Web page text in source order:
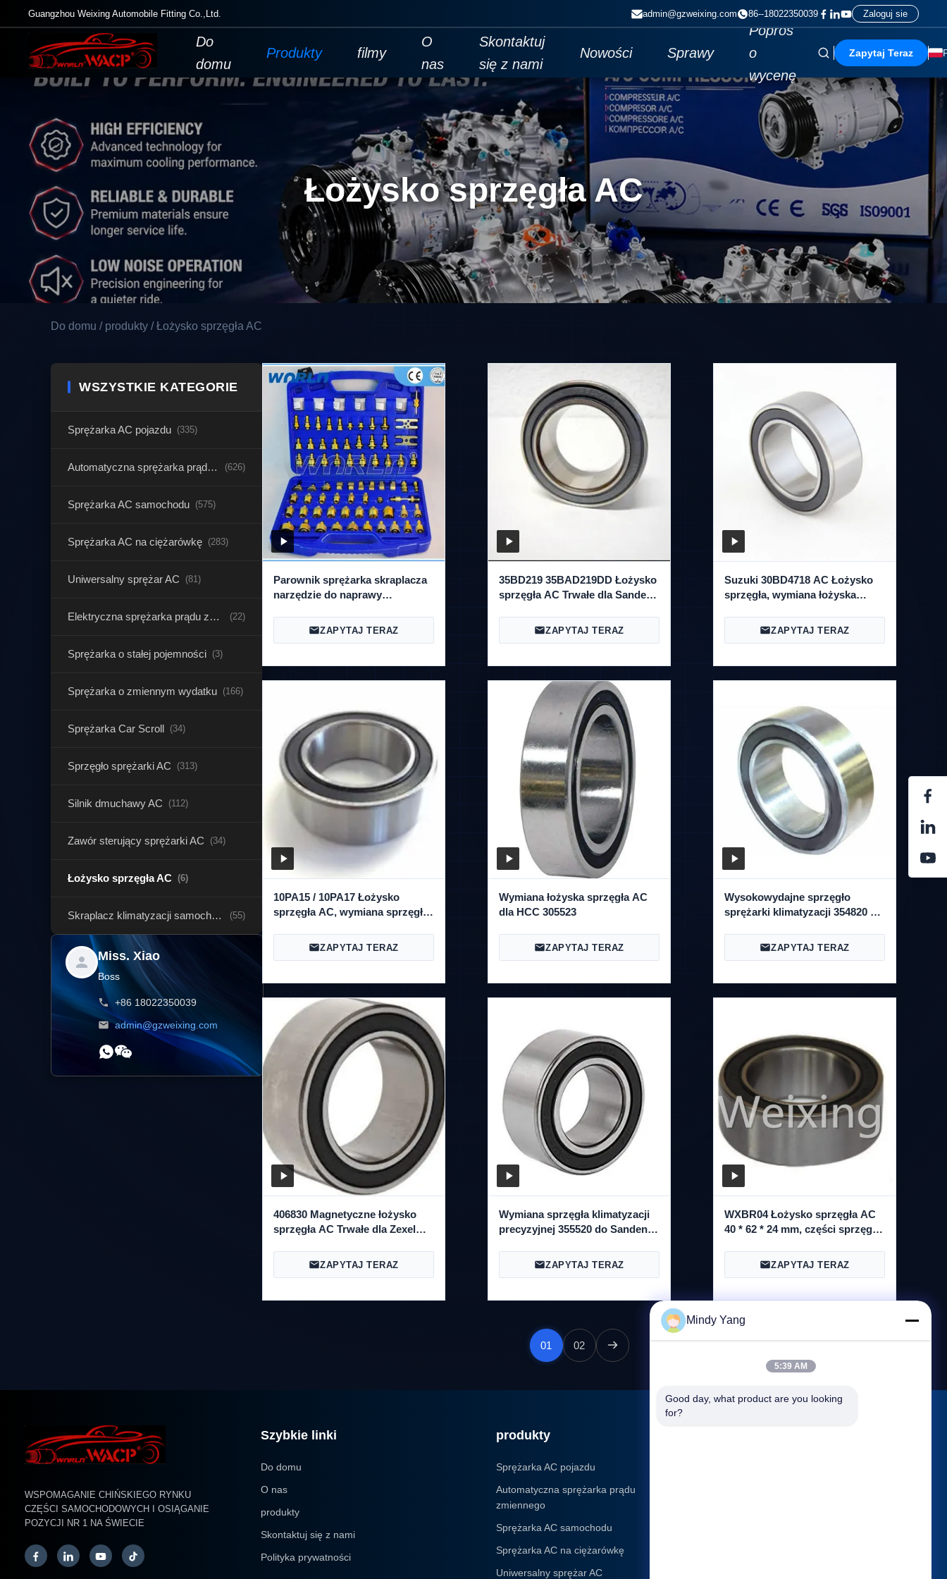
Guangzhou Weixing Automobile Fitting Co.,Ltd. admin@gzweixing.com 86--18022350039 Zaloguj sie
Do
domu
Produkty filmy
O
nas
Skontaktuj
się z nami
Nowości Sprawy
Poproś
o
wycenę
Zapytaj Teraz
Łożysko sprzęgła AC
Do domu / produkty / Łożysko sprzęgła AC
WSZYSTKIE KATEGORIE
Sprężarka AC pojazdu (335)
Automatyczna sprężarka prądu zmiennego (626)
Sprężarka AC samochodu (575)
Sprężarka AC na ciężarówkę (283)
Uniwersalny sprężar AC (81)
Elektryczna sprężarka prądu zmiennego (22)
Sprężarka o stałej pojemności (3)
Sprężarka o zmiennym wydatku (166)
Sprężarka Car Scroll (34)
Sprzęgło sprężarki AC (313)
Silnik dmuchawy AC (112)
Zawór sterujący sprężarki AC (34)
Łożysko sprzęgła AC (6)
Skraplacz klimatyzacji samochodowej (55)
Miss. Xiao
Boss
+86 18022350039
admin@gzweixing.com
Parownik sprężarka skraplacza
narzędzie do naprawy
narzędzie do automatycznego
nieszczelności halogenki
ZAPYTAJ TERAZ
35BD219 35BAD219DD Łożysko
sprzęgła AC Trwałe dla Sanden
ZAPYTAJ TERAZ
Suzuki 30BD4718 AC Łożysko
sprzęgła, wymiana łożyska
ZAPYTAJ TERAZ
10PA15 / 10PA17 Łożysko
sprzęgła AC, wymiana sprzęgła
ZAPYTAJ TERAZ
Wymiana łożyska sprzęgła AC
dla HCC 305523
ZAPYTAJ TERAZ
Wysokowydajne sprzęgło
sprężarki klimatyzacji 354820 35
ZAPYTAJ TERAZ
406830 Magnetyczne łożysko
sprzęgła AC Trwałe dla Zexel
ZAPYTAJ TERAZ
Wymiana sprzęgła klimatyzacji
precyzyjnej 355520 do Sanden
ZAPYTAJ TERAZ
WXBR04 Łożysko sprzęgła AC
40 * 62 * 24 mm, części sprzęgła
ZAPYTAJ TERAZ
01 02
WSPOMAGANIE CHIŃSKIEGO RYNKU
CZĘŚCI SAMOCHODOWYCH I OSIĄGANIE
POZYCJI NR 1 NA ŚWIECIE
Szybkie linki
Do domu
O nas
produkty
Skontaktuj się z nami
Polityka prywatności
produkty
Sprężarka AC pojazdu
Automatyczna sprężarka prądu
zmiennego
Sprężarka AC samochodu
Sprężarka AC na ciężarówkę
Uniwersalny sprężar AC
Mindy Yang
5:39 AM
Good day, what product are you looking
for?